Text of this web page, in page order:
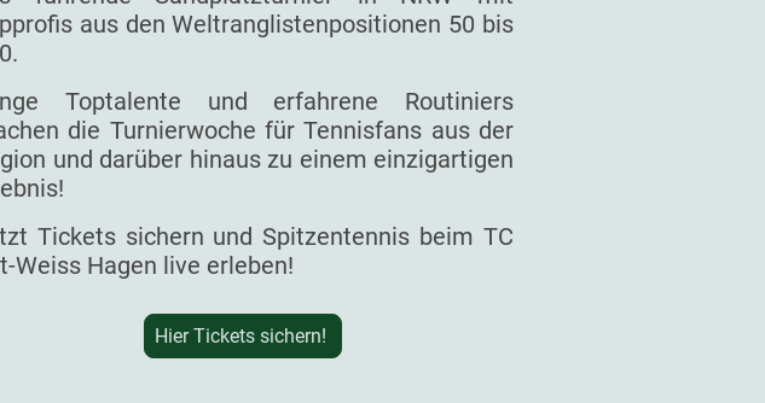
aus den Weltranglistenpositionen 50 bis
Toptalente und erfahrene Routiniers
die Turnierwoche für Tennisfans aus der
und darüber hinaus zu einem einzigartigen
Tickets sichern und Spitzentennis beim TC
Weiss Hagen live erleben!
Hier Tickets sichern!